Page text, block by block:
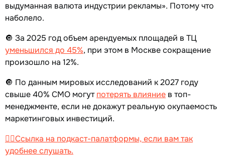
выдуманная валюта индустрии рекламы». Потому что
наболело.
🔘 За 2025 год объем арендуемых площадей в ТЦ
уменьшился до 45%, при этом в Москве сокращение
произошло на 12%.
🔘 По данным мировых исследований к 2027 году
свыше 40% CMO могутпотерять влияние в топ-
менеджменте, если не докажут реальную окупаемость
маркетинговых инвестиций.
👉🏻Ссылка на подкаст-палатформы, если вам так
удобнее слушать.